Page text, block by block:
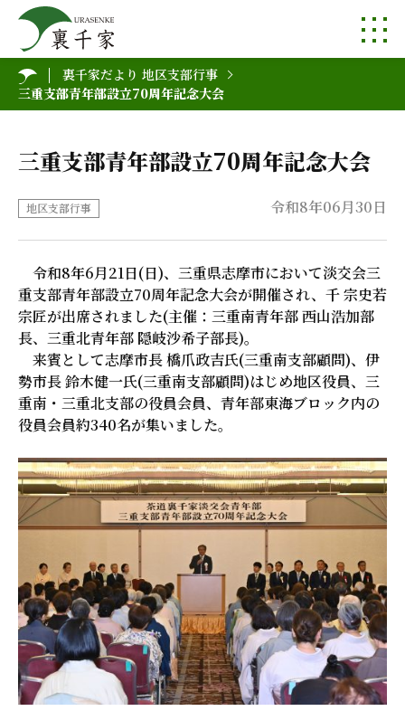
裏千家だより 地区支部行事
三重支部青年部設立70周年記念大会
三重支部青年部設立70周年記念大会
地区支部行事 令和8年06月30日
令和8年6月21日(日)、三重県志摩市において淡交会三
重支部青年部設立70周年記念大会が開催され、千 宗史若
宗匠が出席されました(主催：三重南青年部 西山浩加部
長、三重北青年部 隠岐沙希子部長)。
来賓として志摩市長 橋爪政吉氏(三重南支部顧問)、伊
勢市長 鈴木健一氏(三重南支部顧問)はじめ地区役員、三
重南・三重北支部の役員会員、青年部東海ブロック内の
役員会員約340名が集いました。